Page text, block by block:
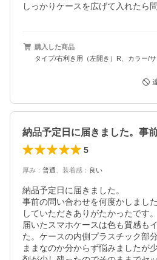
購入した商品
タイプ/右利き用（左開き）R、カラー/
5
厚み ： 普通 装着感 ： 良い
納品予定日に届きました。
事前の問い合わせを何度かしまし
していただきありがたかったです。
届いたスマホケースは色も質感も
た。ケースの内側プラスチック部
ままなのか分からず悩みましたが